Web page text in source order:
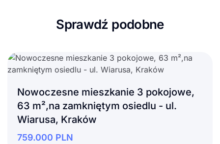
Sprawdź podobne
Nowoczesne mieszkanie 3 pokojowe,
63 m²,na zamkniętym osiedlu - ul.
Wiarusa, Kraków
759.000 PLN